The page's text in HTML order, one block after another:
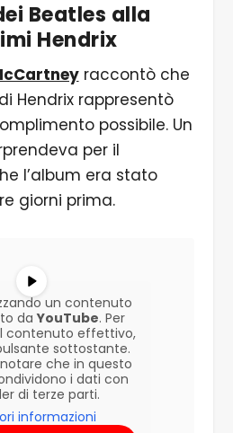
Beatles alla
Hendrix
raccontò che
Hendrix rappresentò
possibile. Un
per il
l’album era stato
giorni prima.
un contenuto
daYouTube. Per
contenuto effettivo,
sottostante.
che in questo
i dati con
di terze parti.
informazioni